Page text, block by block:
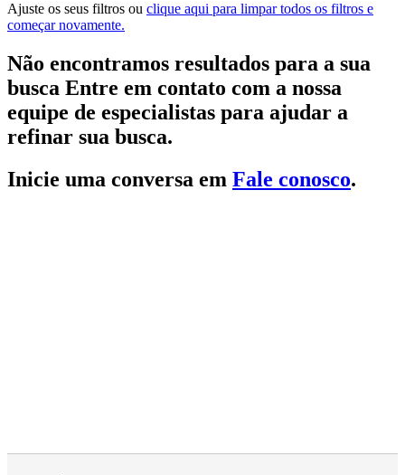
Ajuste os seus filtros ou clique aqui para limpar todos os filtros e
começar novamente.
Não encontramos resultados para a sua
busca Entre em contato com a nossa
equipe de especialistas para ajudar a
refinar sua busca.
Inicie uma conversa em Fale conosco.